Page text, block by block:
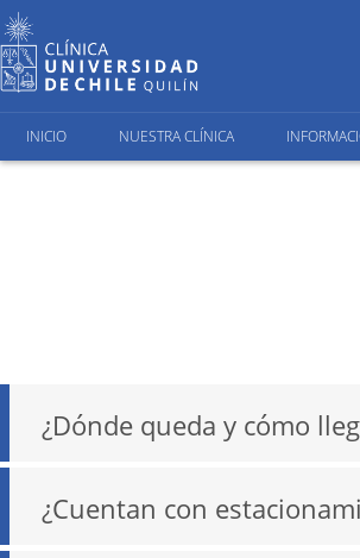
INICIO NUESTRA CLÍNICA
¿Dónde queda y cómo
¿Cuentan con